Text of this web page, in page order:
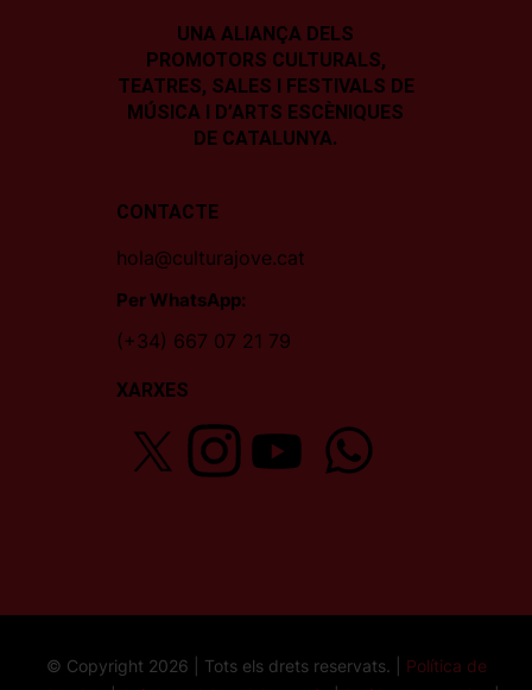
UNA ALIANÇA DELS
PROMOTORS CULTURALS,
TEATRES, SALES I FESTIVALS DE
MÚSICA I D’ARTS ESCÈNIQUES
DE CATALUNYA.
CONTACTE
hola@culturajove.cat
Per WhatsApp:
(+34) 667 07 21 79
XARXES
© Copyright 2026 | Tots els drets reservats. | Política de